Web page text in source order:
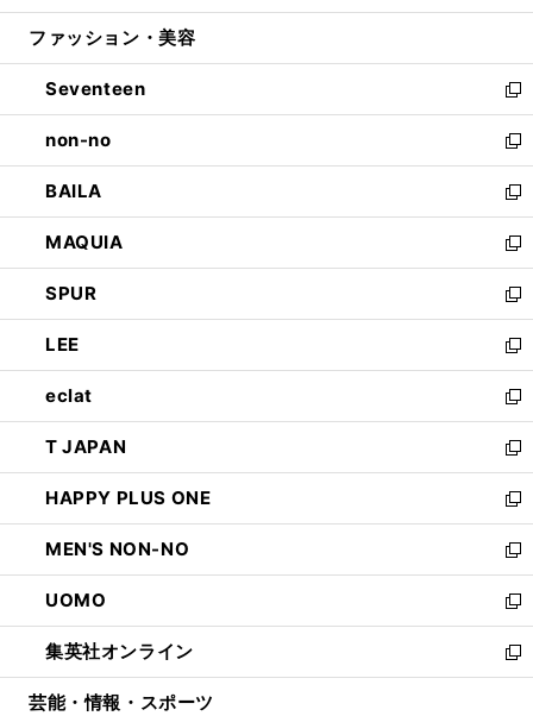
開
ウ
開
く
ン
ウ
で
開
く
ウ
ン
ド
ウ
で
開
く
ファッション・美容
Seventeen
新
し
い
ウ
ィ
ン
ド
ウ
で
開
く
non-no
新
し
い
ウ
ィ
ン
ド
ウ
で
開
く
BAILA
新
し
い
ウ
ィ
ン
ド
ウ
で
開
く
MAQUIA
新
し
い
ウ
ィ
ン
ド
ウ
で
開
く
SPUR
新
し
い
ウ
ィ
ン
ド
ウ
で
開
く
LEE
新
し
い
ウ
ィ
ン
ド
ウ
で
開
く
eclat
新
し
い
ウ
ィ
ン
ド
ウ
で
開
く
T JAPAN
新
し
い
ウ
ィ
ン
ド
ウ
で
開
HAPPY PLUS ONE
新
し
い
ウ
ィ
ン
ド
ウ
MEN'S NON-NO
新
し
い
ウ
ィ
ン
UOMO
新
し
い
ウ
集英社オンライン
新
し
芸能・情報・スポーツ